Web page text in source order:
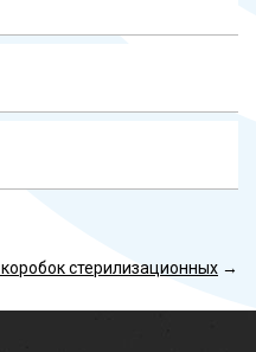
стерилизационных →